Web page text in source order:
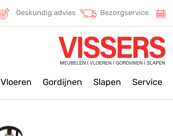
Deskundig advies Bezorgservice
Vloeren Gordijnen Slapen Service